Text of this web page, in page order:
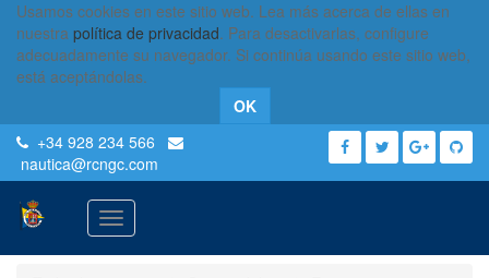
Usamos cookies en este sitio web. Lea más acerca de ellas en
nuestra política de privacidad. Para desactivarlas, configure
adecuadamente su navegador. Si continúa usando este sitio web,
está aceptándolas.
OK
+34 928 234 566
nautica@rcngc.com
Activar
navegación